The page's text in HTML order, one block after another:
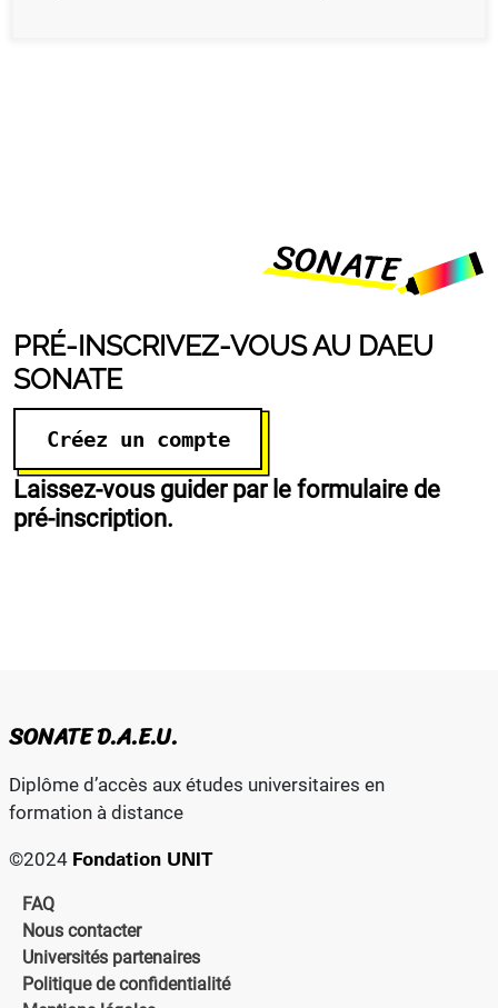
PRÉ-INSCRIVEZ-VOUS AU DAEU
SONATE
Créez un compte
Laissez-vous guider par le formulaire de
pré-inscription.
SONATE D.A.E.U.
Diplôme d’accès aux études universitaires en
formation à distance
©2024 Fondation UNIT
FAQ
Nous contacter
Universités partenaires
Politique de confidentialité